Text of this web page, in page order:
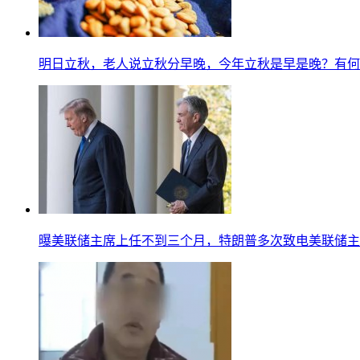
明日立秋，老人说立秋分早晚，今年立秋是早是晚？有何
曝美联储主席上任不到三个月，特朗普多次致电美联储